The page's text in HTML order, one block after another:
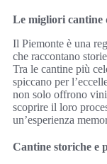
Le migliori cantine
Il Piemonte è una
che raccontano
Tra le cantine più
spiccano per
non solo offrono
scoprire il loro
un’esperienza
Cantine storiche e